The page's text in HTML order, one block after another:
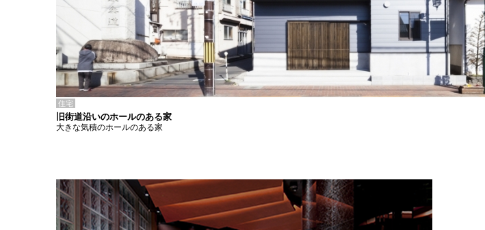
住宅
旧街道沿いのホールのある家
大きな気積のホールのある家